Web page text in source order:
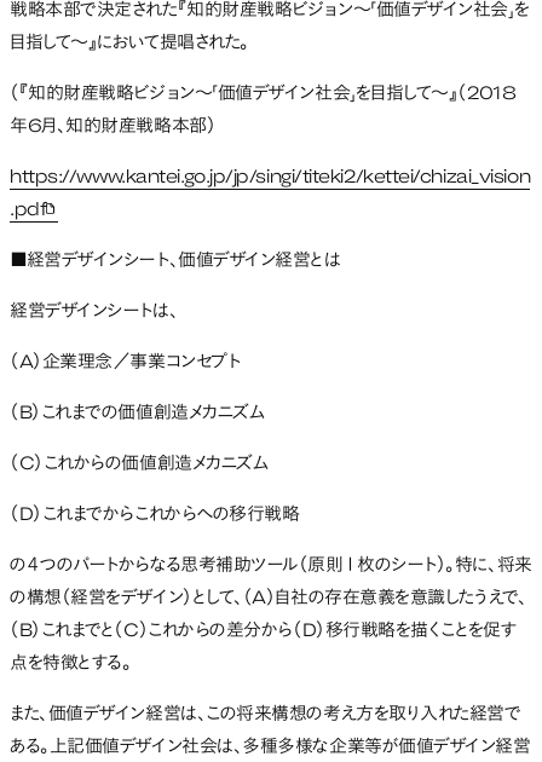
戦略本部で決定された『知的財産戦略ビジョン～「価値デザイン社会」を
目指して～』において提唱された。
（『知的財産戦略ビジョン～「価値デザイン社会」を目指して～』（2018
年6月、知的財産戦略本部）
https://www.kantei.go.jp/jp/singi/titeki2/kettei/chizai_vision
.pdf新しいタブで開く
■経営デザインシート、価値デザイン経営とは
経営デザインシートは、
（A）企業理念／事業コンセプト
（B）これまでの価値創造メカニズム
（C）これからの価値創造メカニズム
（D）これまでからこれからへの移行戦略
の４つのパートからなる思考補助ツール（原則１枚のシート）。特に、将来
の構想（経営をデザイン）として、（A）自社の存在意義を意識したうえで、
（B）これまでと（C）これからの差分から（D）移行戦略を描くことを促す
点を特徴とする。
また、価値デザイン経営は、この将来構想の考え方を取り入れた経営で
ある。上記価値デザイン社会は、多種多様な企業等が価値デザイン経営